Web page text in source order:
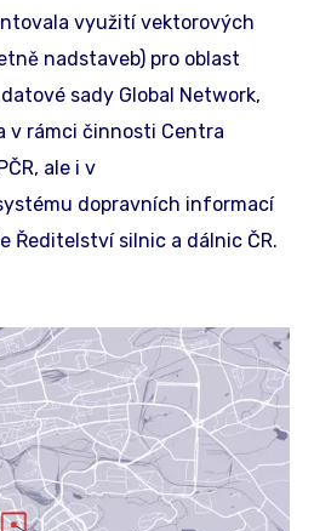
využití vektorových
nadstaveb) pro oblast
sady Global Network,
v rámci činnosti Centra
ale i v
dopravních informací
Ředitelství silnic a dálnic ČR.